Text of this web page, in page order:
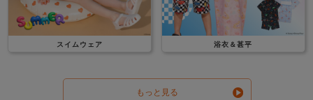
スイムウェア 浴衣＆甚平
もっと見る